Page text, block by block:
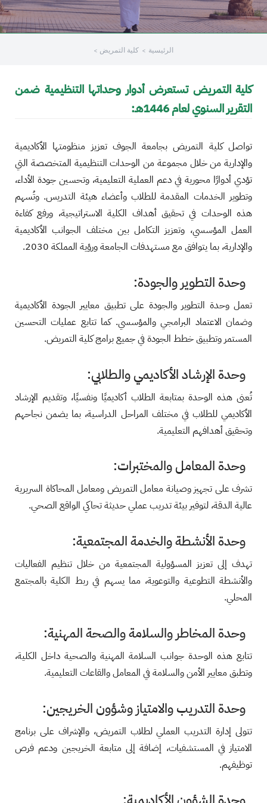
الرئيسية كلية التمريض
كلية التمريض تستعرض أدوار وحداتها التنظيمية ضمن
التقرير السنوي لعام 1446هـ:
تواصل كلية التمريض بجامعة الجوف تعزيز منظومتها الأكاديمية
والإدارية من خلال مجموعة من الوحدات التنظيمية المتخصصة التي
تؤدي أدوارًا محورية في دعم العملية التعليمية، وتحسين جودة الأداء،
وتطوير الخدمات المقدمة للطلاب وأعضاء هيئة التدريس. وتُسهم
هذه الوحدات في تحقيق أهداف الكلية الاستراتيجية، ورفع كفاءة
العمل المؤسسي، وتعزيز التكامل بين مختلف الجوانب الأكاديمية
والإدارية، بما يتوافق مع مستهدفات الجامعة ورؤية المملكة 2030.
وحدة التطوير والجودة:
تعمل وحدة التطوير والجودة على تطبيق معايير الجودة الأكاديمية
وضمان الاعتماد البرامجي والمؤسسي. كما تتابع عمليات التحسين
المستمر وتطبيق خطط الجودة في جميع برامج كلية التمريض.
وحدة الإرشاد الأكاديمي والطلابي:
تُعنى هذه الوحدة بمتابعة الطلاب أكاديميًا ونفسيًا، وتقديم الإرشاد
الأكاديمي للطلاب في مختلف المراحل الدراسية، بما يضمن نجاحهم
وتحقيق أهدافهم التعليمية.
وحدة المعامل والمختبرات:
تشرف على تجهيز وصيانة معامل التمريض ومعامل المحاكاة السريرية
عالية الدقة، لتوفير بيئة تدريب عملي حديثة تحاكي الواقع الصحي.
وحدة الأنشطة والخدمة المجتمعية:
تهدف إلى تعزيز المسؤولية المجتمعية من خلال تنظيم الفعاليات
والأنشطة التطوعية والتوعوية، مما يسهم في ربط الكلية بالمجتمع
المحلي.
وحدة المخاطر والسلامة والصحة المهنية:
تتابع هذه الوحدة جوانب السلامة المهنية والصحية داخل الكلية،
وتطبق معايير الأمن والسلامة في المعامل والقاعات التعليمية.
وحدة التدريب والامتياز وشؤون الخريجين:
تتولى إدارة التدريب العملي لطلاب التمريض، والإشراف على برنامج
الامتياز في المستشفيات، إضافة إلى متابعة الخريجين ودعم فرص
توظيفهم.